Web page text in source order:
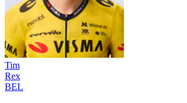
Tim
Rex
BEL